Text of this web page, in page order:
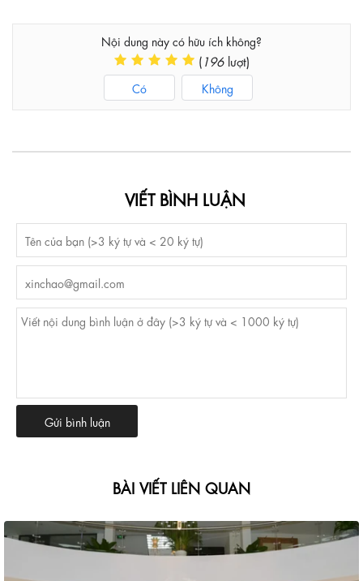
Nội dung này có hữu ích không?
( 196lượt)
Có Không
VIẾT BÌNH LUẬN
BÀI VIẾT LIÊN QUAN